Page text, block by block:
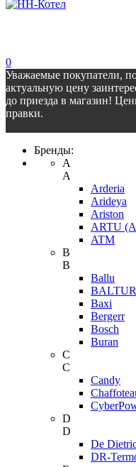
0
Уважаемые покупатели,
актуальную цену
до приезда в магазин!
правки.
Бренды:
A
A
Arderia
Arideya
Ariston
ARTU
ATM
B
B
Ballu
BALTUR
Baxi
Bergerr
Bosch
Buran
C
C
Candy
D
D
De
DR-